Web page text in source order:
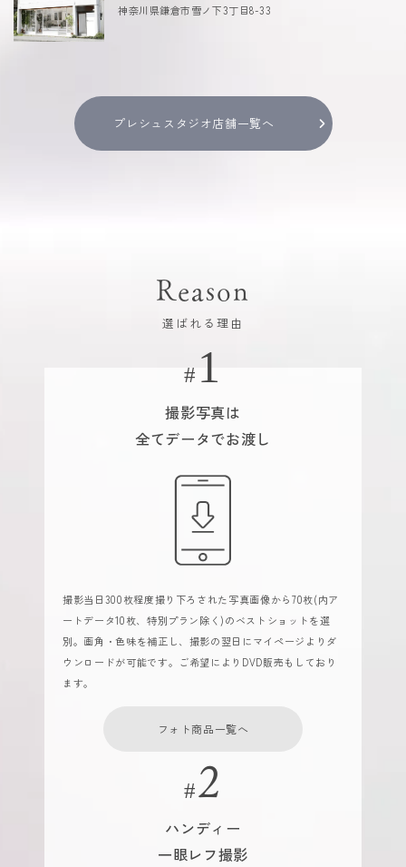
神奈川県鎌倉市雪ノ下3丁目8-33
プレシュスタジオ店舗一覧へ
Reason
選ばれる理由
撮影写真は
全てデータでお渡し
撮影当日300枚程度撮り下ろされた写真画像から70枚(内ア
ートデータ10枚、特別プラン除く)のベストショットを選
別。画角・色味を補正し、撮影の翌日にマイページよりダ
ウンロードが可能です。ご希望によりDVD販売もしており
ます。
フォト商品一覧へ
ハンディー
一眼レフ撮影